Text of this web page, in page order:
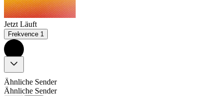
Jetzt Läuft
Frekvence 1
Ähnliche Sender
Ähnliche Sender